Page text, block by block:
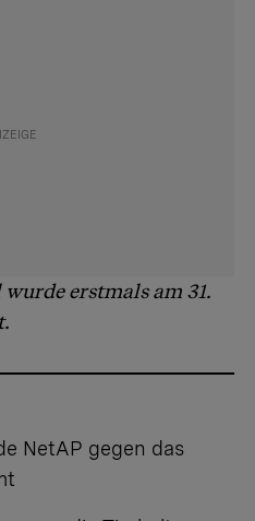
erstmals am 31.
NetAP gegen das